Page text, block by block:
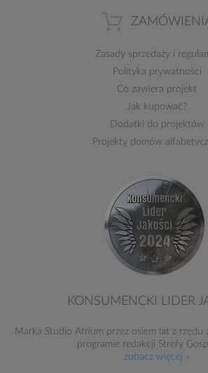
Zasady sprzedażyi
Polityka prywatności
Co zawiera projekt
Jak kupować?
Dodatki do projektów
Projekty domów
KONSUMENCKI LIDER
Marka Studio Atrium przez osiem lat z rzędu
programie redakcji Strefy
zobacz więcej »